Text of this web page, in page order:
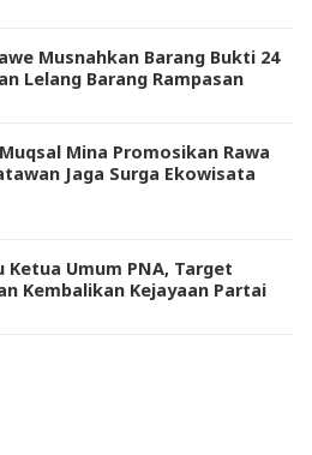
Musnahkan Barang Bukti 24
Lelang Barang Rampasan
Mina Promosikan Rawa
Jaga Surga Ekowisata
Ketua Umum PNA, Target
Kembalikan Kejayaan Partai